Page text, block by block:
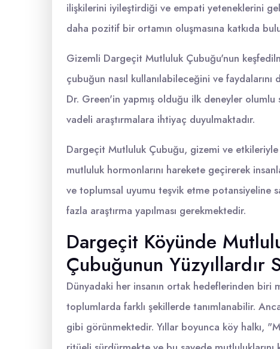
ilişkilerini iyileştirdiği ve empati yeteneklerini
daha pozitif bir ortamın oluşmasına katkıda
Gizemli Dargeçit Mutluluk Çubuğu'nun
çubuğun nasıl kullanılabileceğini ve
Dr. Green'in yapmış olduğu ilk deneyler
vadeli araştırmalara ihtiyaç duyulmaktadır.
Dargeçit Mutluluk Çubuğu, gizemi ve
mutluluk hormonlarını harekete geçirerek
ve toplumsal uyumu teşvik etme potansiyeline
fazla araştırma yapılması gerekmektedir.
Dargeçit Köyünde
Çubuğunun Yüzyıllardır
Dünyadaki her insanın ortak hedeflerinden biri
toplumlarda farklı şekillerde tanımlanabilir.
gibi görünmektedir. Yıllar boyunca köy halkı,